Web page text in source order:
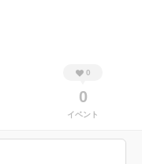
0
0
イベント